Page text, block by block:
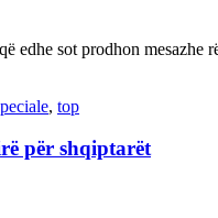
edhe sot prodhon
, top
për shqiptarët